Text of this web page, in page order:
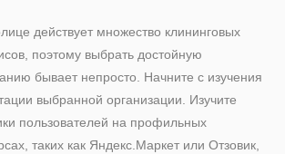
действует множество клининговых
поэтому выбрать достойную
бывает непросто. Начните с изучения
выбранной организации. Изучите
пользователей на профильных
таких как Яндекс.Маркет или Отзовик,